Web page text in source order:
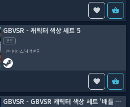
GBVSR - 캐릭터 색상 세트 5
코드
인터페이스/자막 한글
GBVSR - GBVSR 캐릭터 색상 세트 '배틀 패스 Part.2'